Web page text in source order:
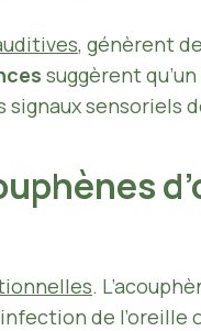
, génèrent
suggèrent
sensoriels
.
de l’oreille